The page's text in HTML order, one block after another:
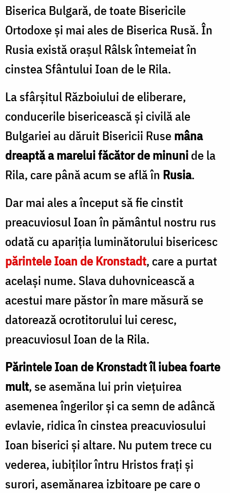
Biserica Bulgară, de toate Bisericile
Ortodoxe şi mai ales de Biserica Rusă. În
Rusia există oraşul Râlsk întemeiat în
cinstea Sfântului Ioan de le Rila.
La sfârşitul Războiului de eliberare,
conducerile bisericească şi civilă ale
Bulgariei au dăruit Bisericii Rusemâna
dreaptă a marelui făcător de minunide la
Rila, care până acum se află în Rusia.
Dar mai ales a început să fie cinstit
preacuviosul Ioan în pământul nostru rus
odată cu apariţia luminătorului bisericesc
părintele Ioan de Kronstadt, care a purtat
acelaşi nume. Slava duhovnicească a
acestui mare păstor în mare măsură se
datorează ocrotitorului lui ceresc,
preacuviosul Ioan de la Rila.
Părintele Ioan de Kronstadt îl iubea foarte
mult, se asemăna lui prin vieţuirea
asemenea îngerilor şi ca semn de adâncă
evlavie, ridica în cinstea preacuviosului
Ioan biserici şi altare. Nu putem trece cu
vederea, iubiţilor întru Hristos fraţi şi
surori, asemănarea izbitoare pe care o